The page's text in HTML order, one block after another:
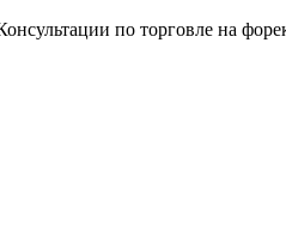
по торговле на